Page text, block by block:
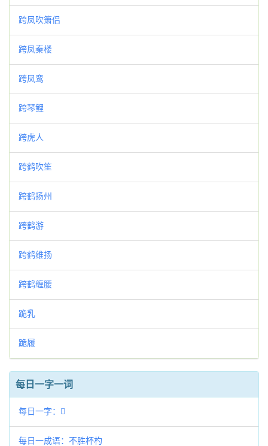
跨凤吹箫侣
跨凤秦楼
跨凤鸾
跨琴鲤
跨虎人
跨鹤吹笙
跨鹤扬州
跨鹤游
跨鹤维扬
跨鹤缠腰
跪乳
跪履
每日一字一词
每日一字：𩊢
每日一成语：不胜杯杓